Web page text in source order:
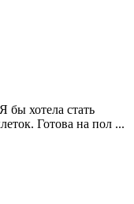
бы хотела стать
Готова на пол ...